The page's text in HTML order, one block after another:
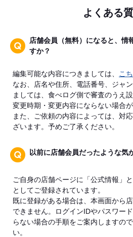
よくある
店舗会員（無料）になると、情
すか？
編集可能な内容につきましては、 こ
なお、店名や住所、電話番号、ジャ
ましては、食べログ側で審査のうえ
変更時期・変更内容にならない場合が
また、ご依頼の内容によっては、対
ざいます。予めご了承ください。
以前に店舗会員だったような気
ご自身の店舗ページに「公式情報」
としてご登録されています。
既に登録がある場合は、本画面から
できません。ログインIDやパスワー
らない場合の手順をご案内しますので
い。